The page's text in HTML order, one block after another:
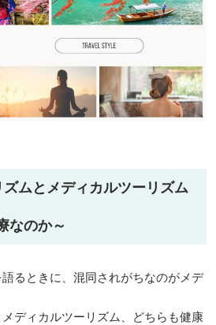
ムとメディカルツーリズム
なのか～
るときに、混同されがちなのがメデ
ディカルツーリズム、どちらも健康